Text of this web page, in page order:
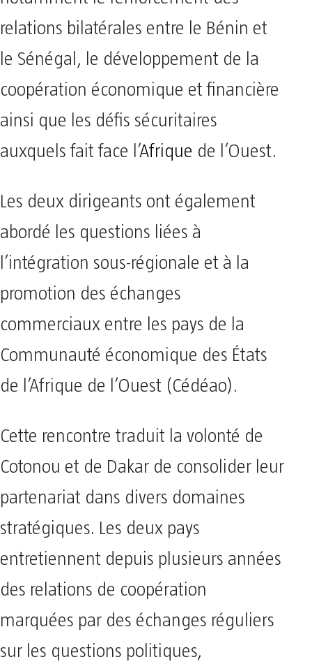
relations bilatérales entre le Bénin et
le Sénégal, le développement de la
coopération économique et financière
ainsi que les défis sécuritaires
auxquels fait face l’Afrique de l’Ouest.
Les deux dirigeants ont également
abordé les questions liées à
l’intégration sous-régionale et à la
promotion des échanges
commerciaux entre les pays de la
Communauté économique des États
de l’Afrique de l’Ouest (Cédéao).
Cette rencontre traduit la volonté de
Cotonou et de Dakar de consolider leur
partenariat dans divers domaines
stratégiques. Les deux pays
entretiennent depuis plusieurs années
des relations de coopération
marquées par des échanges réguliers
sur les questions politiques,